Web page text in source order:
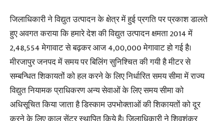
जिलाधिकारी ने विद्युत उत्पादन के क्षेत्र में हुई प्रगति पर प्रकाश डालते
हुए अवगत कराया कि हमारे देश की विद्युत उत्पादन क्षमता 2014 में
2,48,554 मेगावाट से बढ़कर आज 4,00,000 मेगावाट हो गई है।
मीरजापुर जनपद में समय पर बिलिंग सुनिश्चित की गयी है मीटर से
सम्बन्धित शिकायतों को हल करने के लिए निर्धारित समय सीमा में राज्य
विद्युत नियामक प्राधिकरण अन्य सेवाओं के लिए समय सीमा को
अधिसूचित किया जाता है डिस्काम उपभोक्ताओं की शिकायतों को दूर